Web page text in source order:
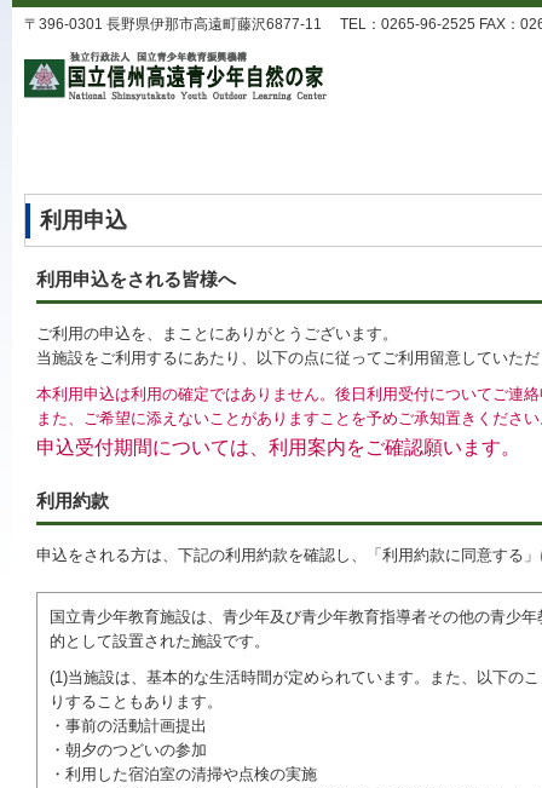
〒396-0301 長野県伊那市高遠町藤沢6877-11 TEL：0265-96-2525 FAX：
利用申込
利用申込をされる皆様へ
ご利用の申込を、まことにありがとうございます。
当施設をご利用するにあたり、以下の点に従ってご利用留意していた
本利用申込は利用の確定ではありません。後日利用受付についてご連
また、ご希望に添えないことがありますことを予めご承知置きくださ
申込受付期間については、利用案内をご確認願います。
利用約款
申込をされる方は、下記の利用約款を確認し、「利用約款に同意する
国立青少年教育施設は、青少年及び青少年教育指導者その他の青少
的として設置された施設です。
(1)当施設は、基本的な生活時間が定められています。また、以下の
りすることもあります。
・事前の活動計画提出
・朝夕のつどいの参加
・利用した宿泊室の清掃や点検の実施